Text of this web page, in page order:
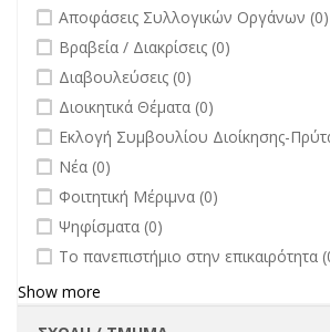
undefined
Αποφάσεις Συλλογικών Οργάνων (0)
undefined
Βραβεία / Διακρίσεις (0)
undefined
Διαβουλεύσεις (0)
undefined
Διοικητικά Θέματα (0)
undefined
Εκλογή Συμβουλίου Διοίκησης-
undefined
Νέα (0)
undefined
Φοιτητική Μέριμνα (0)
undefined
Ψηφίσματα (0)
undefined
Το πανεπιστήμιο στην επικαιρότητα
Show more